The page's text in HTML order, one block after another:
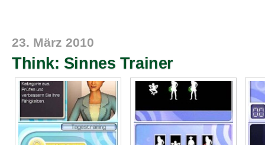
23. März 2010
Think: Sinnes Trainer